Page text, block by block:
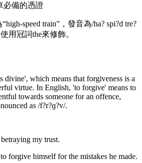
必備的憑證
speed train”，發音為/ha? spi?d tre?
用冠詞the來修飾。
divine', which means that forgiveness is a
virtue. In English, 'to forgive' means to
towards someone for an offence,
as /f?r?ɡ?v/.
my trust.
forgive himself for the mistakes he made.